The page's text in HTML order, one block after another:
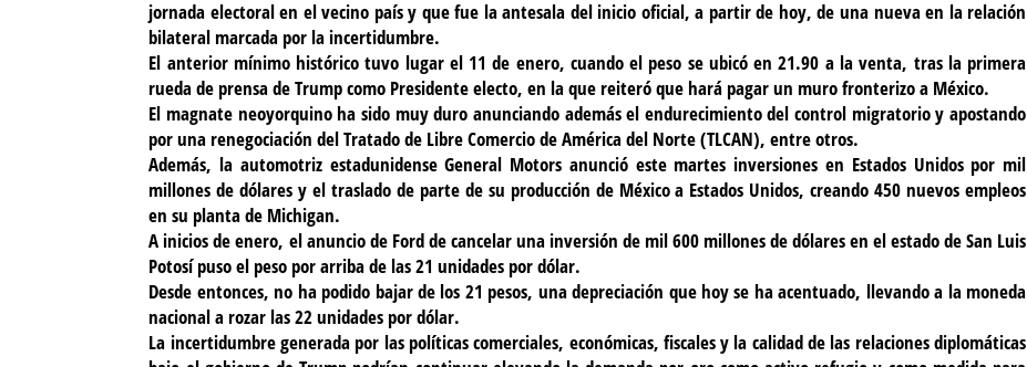
jornada electoral en el vecino país y que fue la antesala del inicio oficial, a partir de hoy, de una nueva en la relación
bilateral marcada por la incertidumbre.
El anterior mínimo histórico tuvo lugar el 11 de enero, cuando el peso se ubicó en 21.90 a la venta, tras la primera
rueda de prensa de Trump como Presidente electo, en la que reiteró que hará pagar un muro fronterizo a México.
El magnate neoyorquino ha sido muy duro anunciando además el endurecimiento del control migratorio y apostando
por una renegociación del Tratado de Libre Comercio de América del Norte (TLCAN), entre otros.
Además, la automotriz estadunidense General Motors anunció este martes inversiones en Estados Unidos por mil
millones de dólares y el traslado de parte de su producción de México a Estados Unidos, creando 450 nuevos empleos
en su planta de Michigan.
A inicios de enero, el anuncio de Ford de cancelar una inversión de mil 600 millones de dólares en el estado de San Luis
Potosí puso el peso por arriba de las 21 unidades por dólar.
Desde entonces, no ha podido bajar de los 21 pesos, una depreciación que hoy se ha acentuado, llevando a la moneda
nacional a rozar las 22 unidades por dólar.
La incertidumbre generada por las políticas comerciales, económicas, fiscales y la calidad de las relaciones diplomáticas